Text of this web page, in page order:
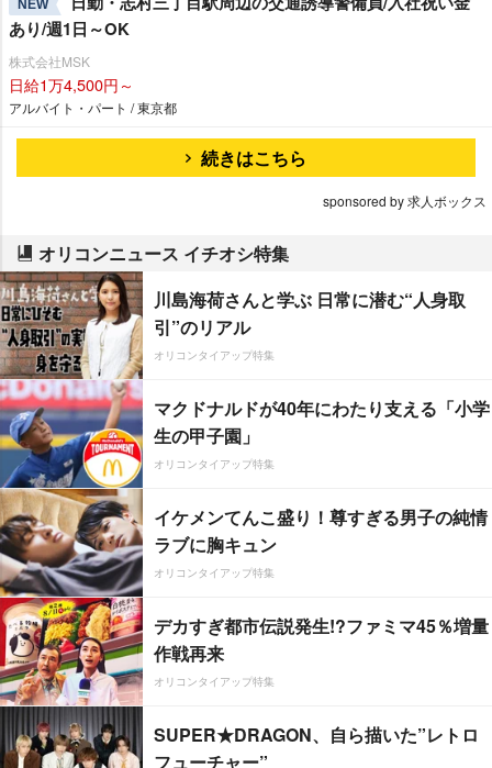
NEW
あり/週1日～OK
株式会社MSK
日給1万4,500円～
アルバイト・パート / 東京都
続きはこちら
sponsored by 求人ボックス
オリコンニュース イチオシ特集
川島海荷さんと学ぶ 日常に潜む“人身取
引”のリアル
オリコンタイアップ特集
マクドナルドが40年にわたり支える「小学
生の甲子園」
オリコンタイアップ特集
イケメンてんこ盛り！尊すぎる男子の純情
ラブに胸キュン
オリコンタイアップ特集
デカすぎ都市伝説発生!?ファミマ45％増量
作戦再来
オリコンタイアップ特集
SUPER★DRAGON、自ら描いた”レトロ
フューチャー”